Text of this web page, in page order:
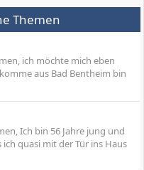
Themen
ich möchte mich eben
aus Bad Bentheim bin
Ich bin 56 Jahre jung und
quasi mit der Tür ins Haus